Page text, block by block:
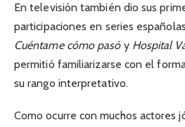
En televisión también dio sus
participaciones en series
Cuéntame cómo pasóy Hospital
permitió familiarizarse con el
su rango interpretativo.
Como ocurre con muchos actores